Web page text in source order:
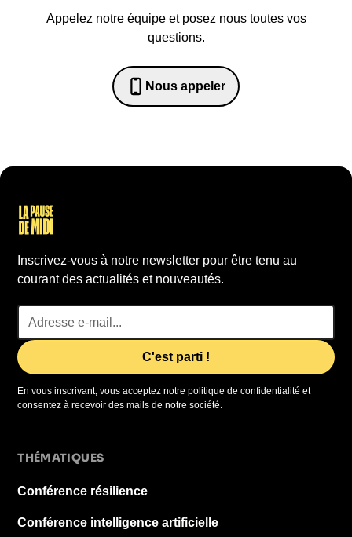
Appelez notre équipe et posez nous toutes vos
questions.
Nous appeler
0652698481
Inscrivez-vous à notre newsletter pour être tenu au
courant des actualités et nouveautés.
En vous inscrivant, vous acceptez notre politique de confidentialité et
consentez à recevoir des mails de notre société.
THÉMATIQUES
Conférence résilience
Conférence intelligence artificielle